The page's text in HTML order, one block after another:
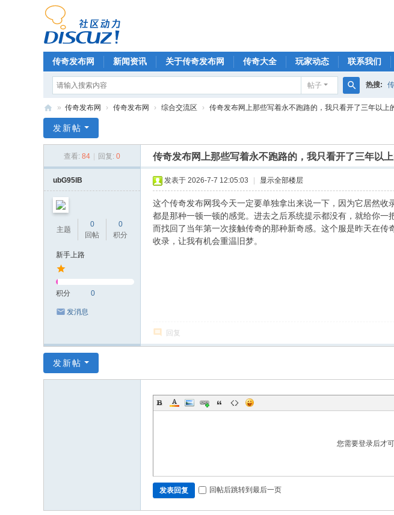
传奇发布网 新闻资讯 关于传奇发布网 传奇大全 玩家动态 联系我们
帖子
搜
热搜:
奇
» 传奇发布网 › 传奇发布网 › 综合交流区 › 传奇发布网上那些写着永不跑路的，我只看开了三年以上
发新帖
查看: 84 回复: 0 传奇发布网上那些写着永不跑路的，我只看开了三年以上
ubG95lB
主题
0
回帖
0
积分
新手上路
积分 0
发消息
发表于 2026-7-7 12:05:03 显示全部楼层
这个传奇发布网我今天一定要单独拿出来说一下，因为它居然
都是那种一顿一顿的感觉。进去之后系统提示都没有，就给你
而找回了当年第一次接触传奇的那种新奇感。这个服是昨天在
收录，让我有机会重温旧梦。
回复
发新帖
您需要登录后才
发表回复 回帖后跳转到最后一页